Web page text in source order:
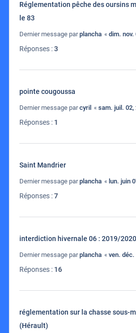
Réglementation pêche des oursins
le 83
Dernier message parplancha « dim. nov.
Réponses :3
pointe cougoussa
Dernier message parcyril « sam. juil. 02,
Réponses : 1
Saint Mandrier
Dernier message parplancha « lun. juin
Réponses :7
interdiction hivernale 06 : 2019/
Dernier message parplancha « ven. déc.
Réponses : 16
réglementation sur la chasse sous-
(Hérault)